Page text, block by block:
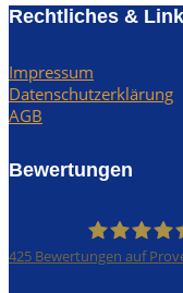
Rechtliches &
Impressum
Datenschutzerklärung
AGB
Bewertungen
425 Bewertungen auf